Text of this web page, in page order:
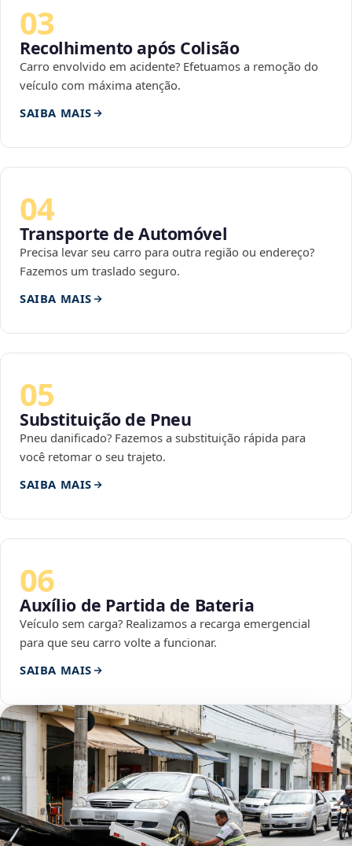
03
Recolhimento após Colisão
Carro envolvido em acidente? Efetuamos a remoção do
veículo com máxima atenção.
SAIBA MAIS
04
Transporte de Automóvel
Precisa levar seu carro para outra região ou endereço?
Fazemos um traslado seguro.
SAIBA MAIS
05
Substituição de Pneu
Pneu danificado? Fazemos a substituição rápida para
você retomar o seu trajeto.
SAIBA MAIS
06
Auxílio de Partida de Bateria
Veículo sem carga? Realizamos a recarga emergencial
para que seu carro volte a funcionar.
SAIBA MAIS